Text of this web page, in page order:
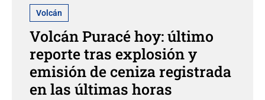
Volcán
Volcán Puracé hoy: último
reporte tras explosión y
emisión de ceniza registrada
en las últimas horas